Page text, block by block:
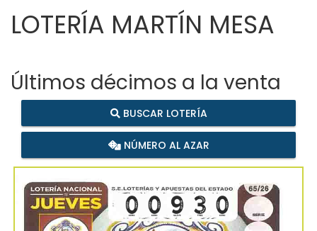
LOTERÍA MARTÍN MESA
Últimos décimos a la venta
BUSCAR LOTERÍA
NÚMERO AL AZAR